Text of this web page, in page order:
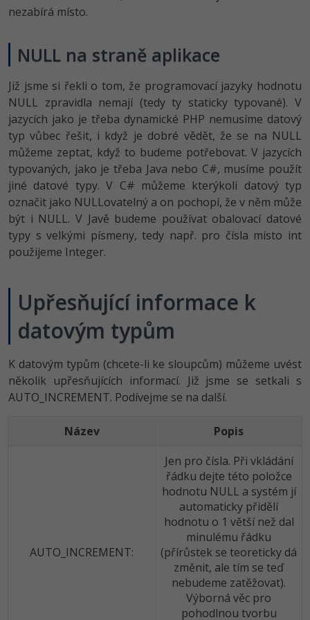
nezabírá místo.
NULL na straně aplikace
Již jsme si řekli o tom, že programovací jazyky hodnotu
NULL zpravidla nemají (tedy ty staticky typované). V
jazycích jako je třeba dynamické PHP nemusíme datový
typ vůbec řešit, i když je dobré vědět, že se na NULL
můžeme zeptat, když to budeme potřebovat. V jazycích
typovaných, jako je třeba Java nebo C#, musíme použít
jiné datové typy. V C# můžeme kterýkoli datový typ
označit jako NULLovatelný a on pochopí, že v něm může
být i NULL. V Javě budeme používat obalovací datové
typy s velkými písmeny, tedy např. pro čísla místo int
použijeme Integer.
Upřesňující informace k
datovým typům
K datovým typům (chcete-li ke sloupcům) můžeme uvést
několik upřesňujících informací. Již jsme se setkali s
AUTO_INCREMENT. Podívejme se na další.
Název Popis
AUTO_INCREMENT:
Jen pro čísla. Při vkládání
řádku dejte této položce
hodnotu NULL a systém jí
automaticky přidělí
hodnotu o 1 větší než dal
minulému řádku
(přírůstek se teoreticky dá
změnit, ale tím se teď
nebudeme zatěžovat).
Výborná věc pro
pohodlnou tvorbu